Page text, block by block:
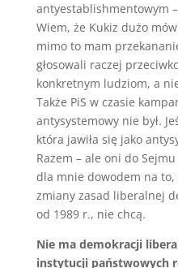
antyestablishmentowym
Wiem, że Kukiz dużo
mimo to mam
głosowali raczej
konkretnym ludziom, a
Także PiS w czasie
antysystemowy nie był.
która jawiła się jako
Razem – ale oni do
dla mnie dowodem na to,
zmiany zasad liberalnej
od 1989 r., nie chcą.
Nie ma demokracji
instytucji państwowych